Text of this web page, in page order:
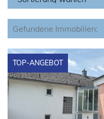
Gefundene Immobilien:
TOP-ANGEBOT